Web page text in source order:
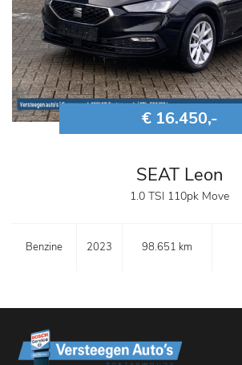
€ 16.450,-
SEAT Leon
1.0 TSI 110pk Move
Benzine 2023 98.651 km